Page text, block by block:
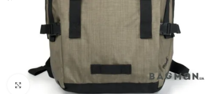
Клацніть, щоб збільшити